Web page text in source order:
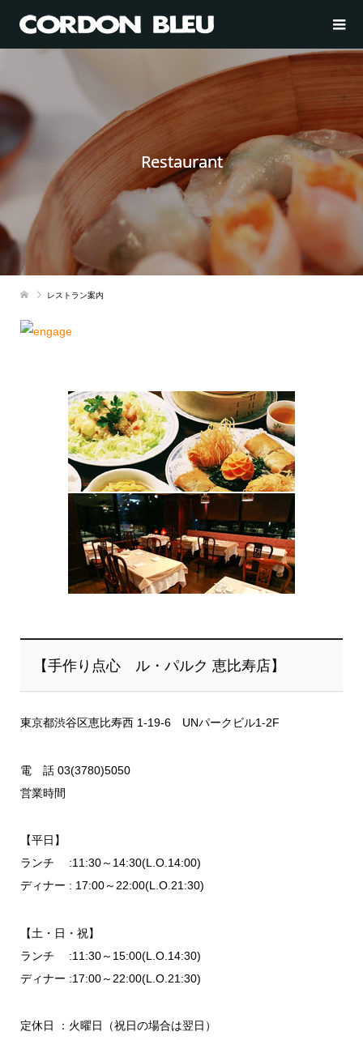
Restaurant
レストラン案内
【手作り点心 ル・パルク 恵比寿店】
東京都渋谷区恵比寿西 1-19-6 UNパークビル1-2F
電 話 03(3780)5050
営業時間
【平日】
ランチ :11:30～14:30(L.O.14:00)
ディナー : 17:00～22:00(L.O.21:30)
【土・日・祝】
ランチ :11:30～15:00(L.O.14:30)
ディナー :17:00～22:00(L.O.21:30)
定休日 ：火曜日（祝日の場合は翌日）